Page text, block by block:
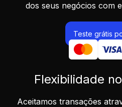
dos seus negócios com
Teste grátis
Flexibilidade
Aceitamos transações